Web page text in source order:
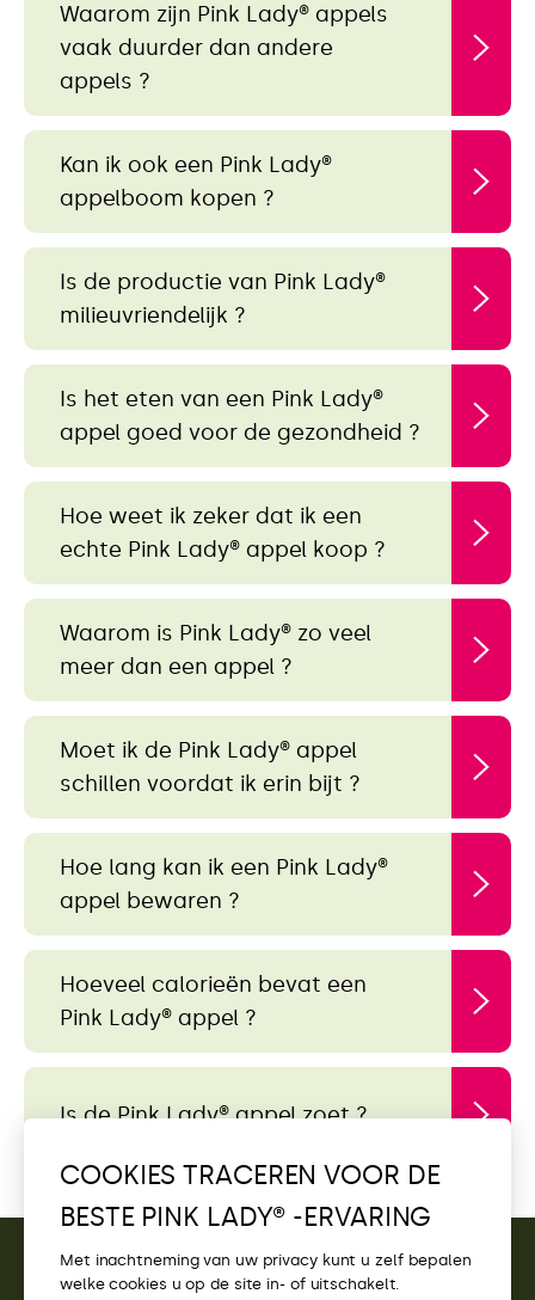
Waarom zijn Pink Lady® appels
vaak duurder dan andere
appels ?
Kan ik ook een Pink Lady®
appelboom kopen ?
Is de productie van Pink Lady®
milieuvriendelijk ?
Is het eten van een Pink Lady®
appel goed voor de gezondheid ?
Hoe weet ik zeker dat ik een
echte Pink Lady® appel koop ?
Waarom is Pink Lady® zo veel
meer dan een appel ?
Moet ik de Pink Lady® appel
schillen voordat ik erin bijt ?
Hoe lang kan ik een Pink Lady®
appel bewaren ?
Hoeveel calorieën bevat een
Pink Lady® appel ?
Is de Pink Lady® appel zoet ?
CONTACT
COOKIES TRACEREN VOOR DE
BESTE PINK LADY® -ERVARING
Met inachtneming van uw privacy kunt u zelf bepalen
welke cookies u op de site in- of uitschakelt.